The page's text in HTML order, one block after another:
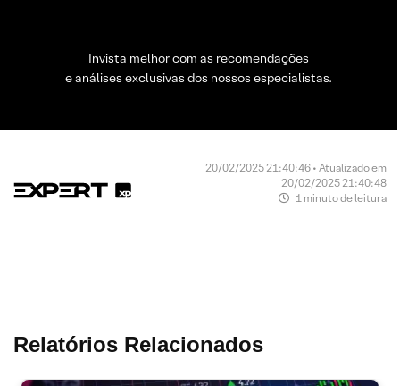
Invista melhor com as recomendações
e análises exclusivas dos nossos especialistas.
20/02/2025 21:40:46 • Atualizado em
20/02/2025 21:40:48
1 minuto de leitura
Relatórios Relacionados